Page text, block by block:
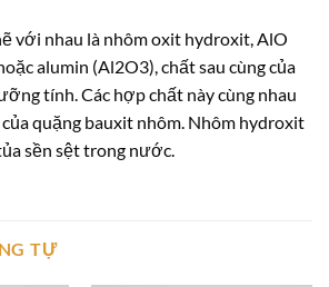
với nhau là nhôm oxit hydroxit, AlO
alumin (Al2O3), chất sau cùng của
tính. Các hợp chất này cùng nhau
quặng bauxit nhôm. Nhôm hydroxit
sền sệt trong nước.
TỰ